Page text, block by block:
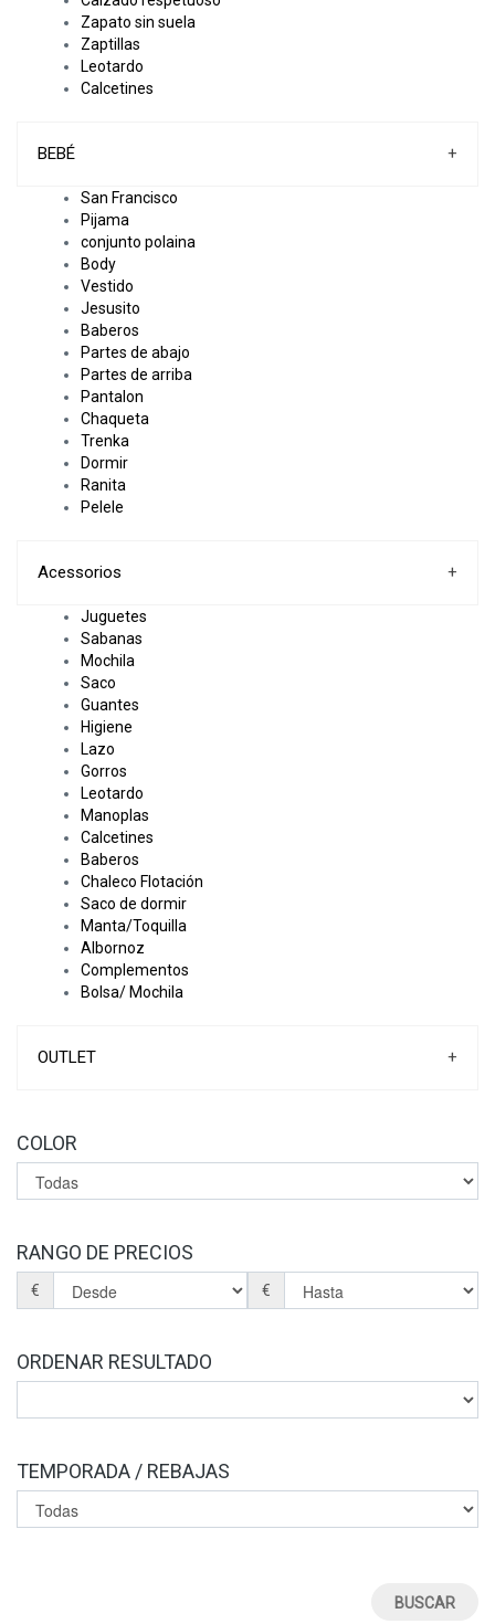
Zapato sin suela
Zaptillas
Leotardo
Calcetines
BEBÉ +
San Francisco
Pijama
conjunto polaina
Body
Vestido
Jesusito
Baberos
Partes de abajo
Partes de arriba
Pantalon
Chaqueta
Trenka
Dormir
Ranita
Pelele
Acessorios +
Juguetes
Sabanas
Mochila
Saco
Guantes
Higiene
Lazo
Gorros
Leotardo
Manoplas
Calcetines
Baberos
Chaleco Flotación
Saco de dormir
Manta/Toquilla
Albornoz
Complementos
Bolsa/ Mochila
OUTLET +
COLOR
RANGO DE PRECIOS
€ €
ORDENAR RESULTADO
TEMPORADA / REBAJAS